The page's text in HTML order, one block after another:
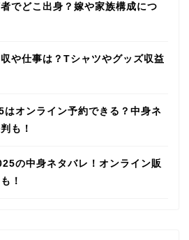
でどこ出身？嫁や家族構成につ
や仕事は？Tシャツやグッズ収益
はオンライン予約できる？中身ネ
も！
の中身ネタバレ！オンライン販
！